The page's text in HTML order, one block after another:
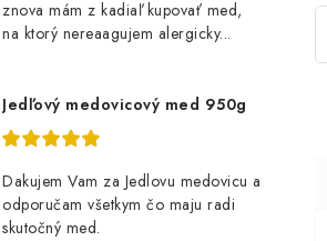
znova mám z kadiaľ kupovať med,
na ktorý nereaagujem alergicky...
Jedľový medovicový med 950g
Dakujem Vam za Jedlovu medovicu a
odporučam všetkym čo maju radi
skutočný med.